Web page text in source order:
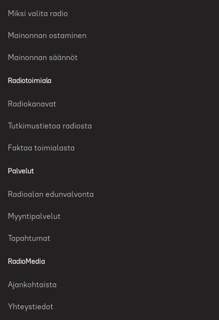
Miksi valita radio
Mainonnan ostaminen
Mainonnan säännöt
Radiotoimiala
Radiokanavat
Tutkimustietoa radiosta
Faktaa toimialasta
Palvelut
Radioalan edunvalvonta
Myyntipalvelut
Tapahtumat
RadioMedia
Ajankohtaista
Yhteystiedot